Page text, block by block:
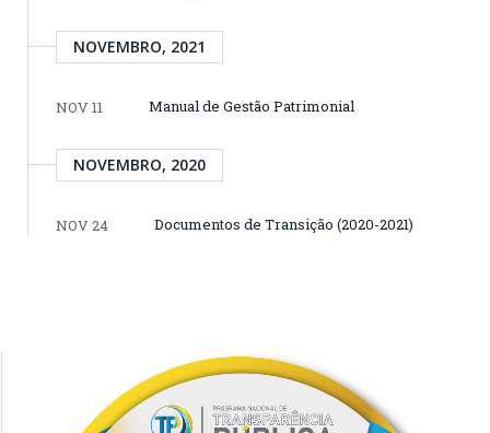
NOVEMBRO, 2021
NOV 11 Manual de Gestão Patrimonial
NOVEMBRO, 2020
NOV 24 Documentos de Transição (2020-2021)